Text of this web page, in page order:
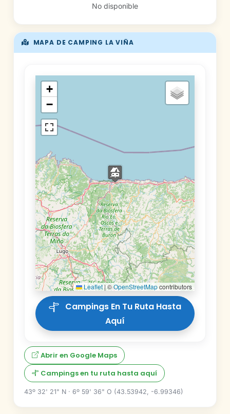
MAPA DE CAMPING LA VIÑA
+
−
Leaflet|©OpenStreetMapcontributors
Aquí
Abrir en Google Maps
Campings en tu ruta hasta aquí
43º 32' 21" N · 6º 59' 36" O (43.53942, -6.99346)
No disponible